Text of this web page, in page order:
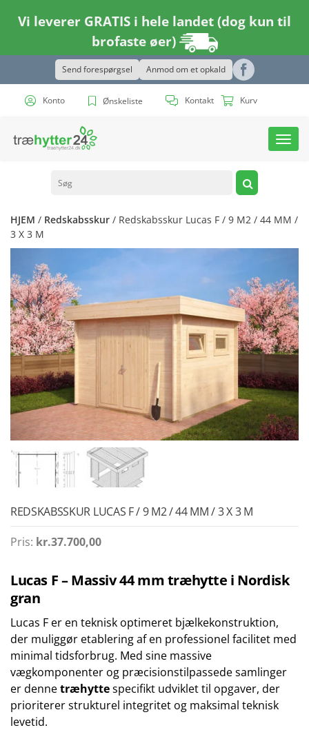
Vi leverer GRATIS i hele landet (dog kun til
brofaste øer)
Send forespørgsel Anmod om et opkald
Konto Ønskeliste Kontakt Kurv
HJEM / Redskabsskur / Redskabsskur Lucas F / 9 M2 / 44 MM /
3 X 3 M
REDSKABSSKUR LUCAS F / 9 M2 / 44 MM / 3 X 3 M
Pris: kr.37.700,00
Lucas F – Massiv 44 mm træhytte i Nordisk
gran
Lucas F er en teknisk optimeret bjælkekonstruktion,
der muliggør etablering af en professionel facilitet med
minimal tidsforbrug. Med sine massive
vægkomponenter og præcisionstilpassede samlinger
er dennetræhyttespecifikt udviklet til opgaver, der
prioriterer strukturel integritet og maksimal teknisk
levetid.